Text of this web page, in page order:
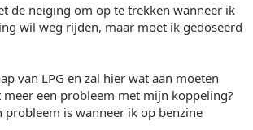
de neiging om op te trekken wanneer ik
wil weg rijden, maar moet ik gedoseerd
van LPG en zal hier wat aan moeten
meer een probleem met mijn koppeling?
probleem is wanneer ik op benzine